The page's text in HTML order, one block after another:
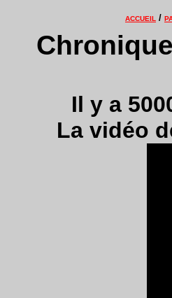
ACCUEIL /
Il y a
La vidéo